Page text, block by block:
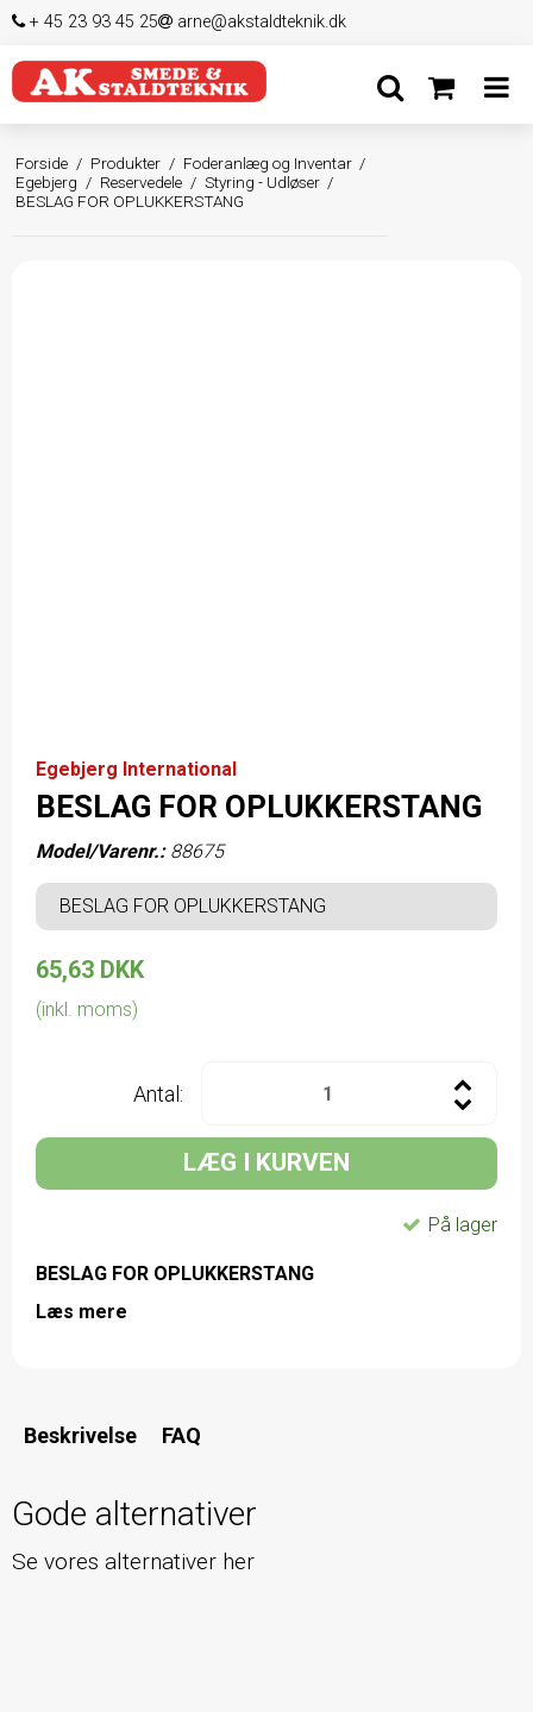
+ 45 23 93 45 25 arne@akstaldteknik.dk
Forside / Produkter / Foderanlæg og Inventar /
Egebjerg / Reservedele / Styring - Udløser /
BESLAG FOR OPLUKKERSTANG
Egebjerg International
BESLAG FOR OPLUKKERSTANG
Model/Varenr.: 88675
BESLAG FOR OPLUKKERSTANG
65,63 DKK
(inkl. moms)
Antal:
LÆG I KURVEN
På lager
BESLAG FOR OPLUKKERSTANG
Læs mere
Beskrivelse FAQ
Gode alternativer
Se vores alternativer her